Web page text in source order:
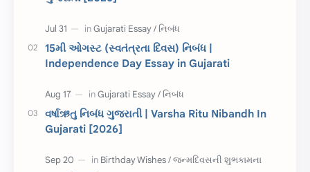
ચાલીસા
દિવાળી સમાનાર્થી શબ્દો
સ્પીચ ગુજરાતી Textbook PDF
રક્ષાબંધન 26 જાન્યુઆરી
જાણવા જેવું
શિક્ષક દિવસ ઉત્તરાયણ
15મી ઓગસ્ટ (સ્વતંત્રતા દિવસ) નિબંધ |
Independence Day Essay in Gujarati
વર્ષાઋતુ નિબંધ ગુજરાતી | Varsha Ritu Nibandh In
Gujarati [2026]